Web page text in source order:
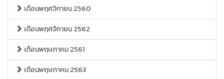
เดือนพฤศจิกายน 2560
เดือนพฤศจิกายน 2562
เดือนพฤษภาคม 2561
เดือนพฤษภาคม 2563